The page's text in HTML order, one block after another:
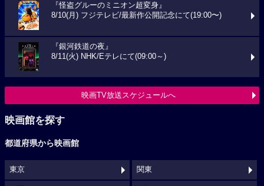
『怪盗グルーのミニオン超変身』
8/10(月) フジテレビ/最新作公開記念にて(19:00〜)
『銀河鉄道の夜』
8/11(火) NHK/Eテレにて(09:00～)
映画TV放送スケジュールへ
映画館を探す
都道府県から映画館
東京 関東